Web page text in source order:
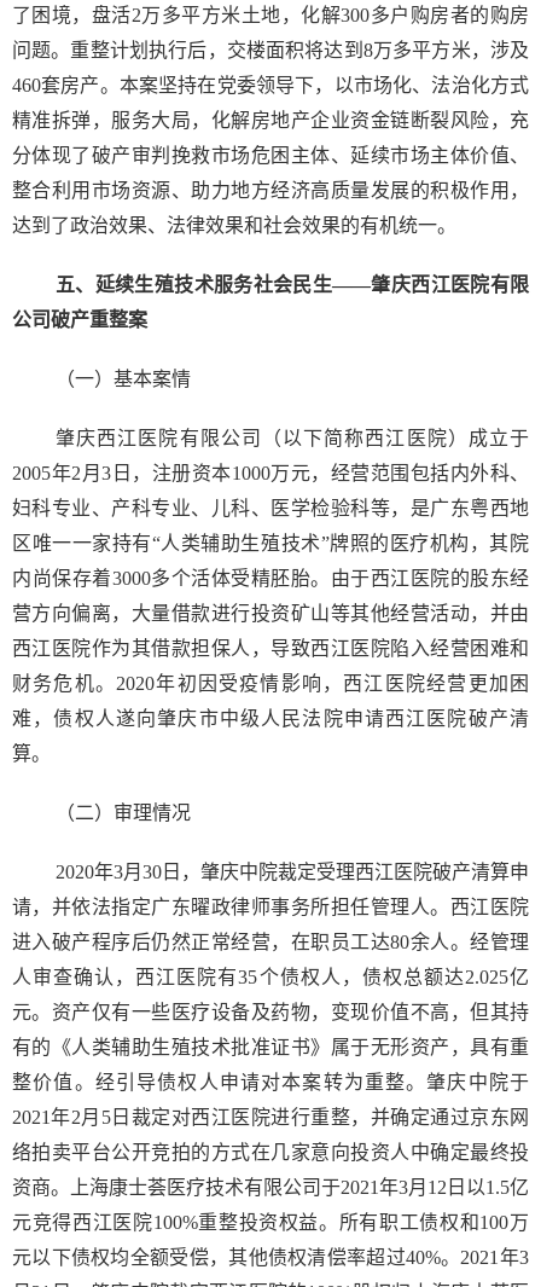
了困境，盘活2万多平方米土地，化解300多户购房者的购房
问题。重整计划执行后，交楼面积将达到8万多平方米，涉及
460套房产。本案坚持在党委领导下，以市场化、法治化方式
精准拆弹，服务大局，化解房地产企业资金链断裂风险，充
分体现了破产审判挽救市场危困主体、延续市场主体价值、
整合利用市场资源、助力地方经济高质量发展的积极作用，
达到了政治效果、法律效果和社会效果的有机统一。
五、延续生殖技术服务社会民生——肇庆西江医院有限
公司破产重整案
（一）基本案情
肇庆西江医院有限公司（以下简称西江医院）成立于
2005年2月3日，注册资本1000万元，经营范围包括内外科、
妇科专业、产科专业、儿科、医学检验科等，是广东粤西地
区唯一一家持有“人类辅助生殖技术”牌照的医疗机构，其院
内尚保存着3000多个活体受精胚胎。由于西江医院的股东经
营方向偏离，大量借款进行投资矿山等其他经营活动，并由
西江医院作为其借款担保人，导致西江医院陷入经营困难和
财务危机。2020年初因受疫情影响，西江医院经营更加困
难，债权人遂向肇庆市中级人民法院申请西江医院破产清
算。
（二）审理情况
2020年3月30日，肇庆中院裁定受理西江医院破产清算申
请，并依法指定广东曜政律师事务所担任管理人。西江医院
进入破产程序后仍然正常经营，在职员工达80余人。经管理
人审查确认，西江医院有35个债权人，债权总额达2.025亿
元。资产仅有一些医疗设备及药物，变现价值不高，但其持
有的《人类辅助生殖技术批准证书》属于无形资产，具有重
整价值。经引导债权人申请对本案转为重整。肇庆中院于
2021年2月5日裁定对西江医院进行重整，并确定通过京东网
络拍卖平台公开竞拍的方式在几家意向投资人中确定最终投
资商。上海康士荟医疗技术有限公司于2021年3月12日以1.5亿
元竞得西江医院100%重整投资权益。所有职工债权和100万
元以下债权均全额受偿，其他债权清偿率超过40%。2021年3